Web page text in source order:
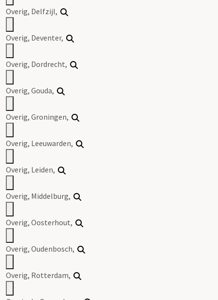
Overig, Delfzijl,
Overig, Deventer,
Overig, Dordrecht,
Overig, Gouda,
Overig, Groningen,
Overig, Leeuwarden,
Overig, Leiden,
Overig, Middelburg,
Overig, Oosterhout,
Overig, Oudenbosch,
Overig, Rotterdam,